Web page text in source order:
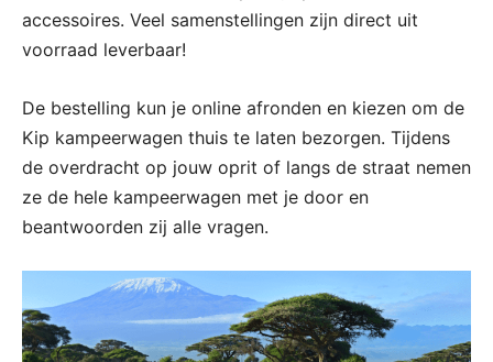
accessoires. Veel samenstellingen zijn direct uit
voorraad leverbaar!
De bestelling kun je online afronden en kiezen om de
Kip kampeerwagen thuis te laten bezorgen. Tijdens
de overdracht op jouw oprit of langs de straat nemen
ze de hele kampeerwagen met je door en
beantwoorden zij alle vragen.